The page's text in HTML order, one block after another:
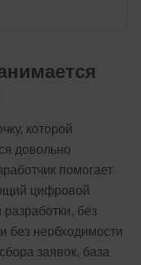
которой
довольно
помогает
цифровой
без
без необходимости
заявок, база